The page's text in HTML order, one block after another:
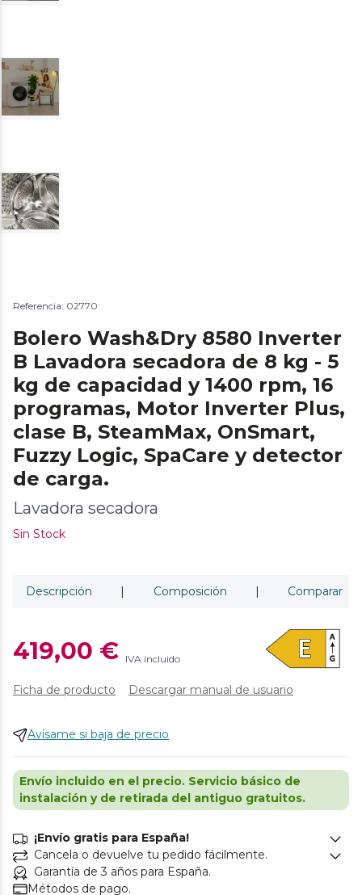
Referencia: 02770
Bolero Wash&Dry 8580 Inverter
B Lavadora secadora de 8 kg - 5
kg de capacidad y 1400 rpm, 16
programas, Motor Inverter Plus,
clase B, SteamMax, OnSmart,
Fuzzy Logic, SpaCare y detector
de carga.
Lavadora secadora
Sin Stock
Descripción | Composición | Comparar
419,00 € IVA incluido
Ficha de producto Descargar manual de usuario
Avísame si baja de precio
Envío incluido en el precio. Servicio básico de
instalación y de retirada del antiguo gratuitos.
¡Envío gratis para España!
Cancela o devuelve tu pedido fácilmente.
Garantía de 3 años para España.
Métodos de pago.